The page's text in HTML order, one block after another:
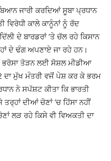
ਜਾਰੀ ਕਰਦਿਆਂ ਸੂਬਾ ਪ੍ਰਧਾਨ
ਵਿਰੋਧੀ ਕਾਲੇ ਕਾਨੂੰਨਾਂ ਨੂੰ ਰੱਦ
ਦੇ ਬਾਰਡਰਾਂ ‘ਤੇ ਚੱਲ ਰਹੇ ਕਿਸਾਨ
ਦੇ ਢੰਗ ਅਪਣਾਏ ਜਾ ਰਹੇ ਹਨ।
ਭਰੋਸਾ ਤੋੜਨ ਲਈ ਸੋਸ਼ਲ ਮੀਡੀਆ
ਮੁੱਖ ਮੰਤਰੀ ਵਜੋਂ ਪੇਸ਼ ਕਰ ਕੇ ਭਰਮ
ਨੇ ਸਪੱਸ਼ਟ ਕੀਤਾ ਕਿ ਭਾਰਤੀ
ਦੀਆਂ ਚੋਣਾਂ ‘ਚ ਹਿੱਸਾ ਨਹੀਂ
ਲੜ ਰਹੇ ਕਿਸੇ ਵੀ ਵਿਅਕਤੀ ਦਾ